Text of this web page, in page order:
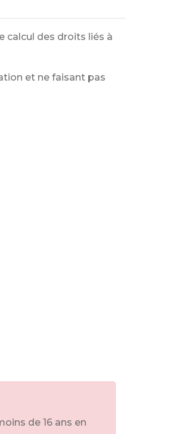
calcul des droits liés à
et ne faisant pas
de 16 ans en